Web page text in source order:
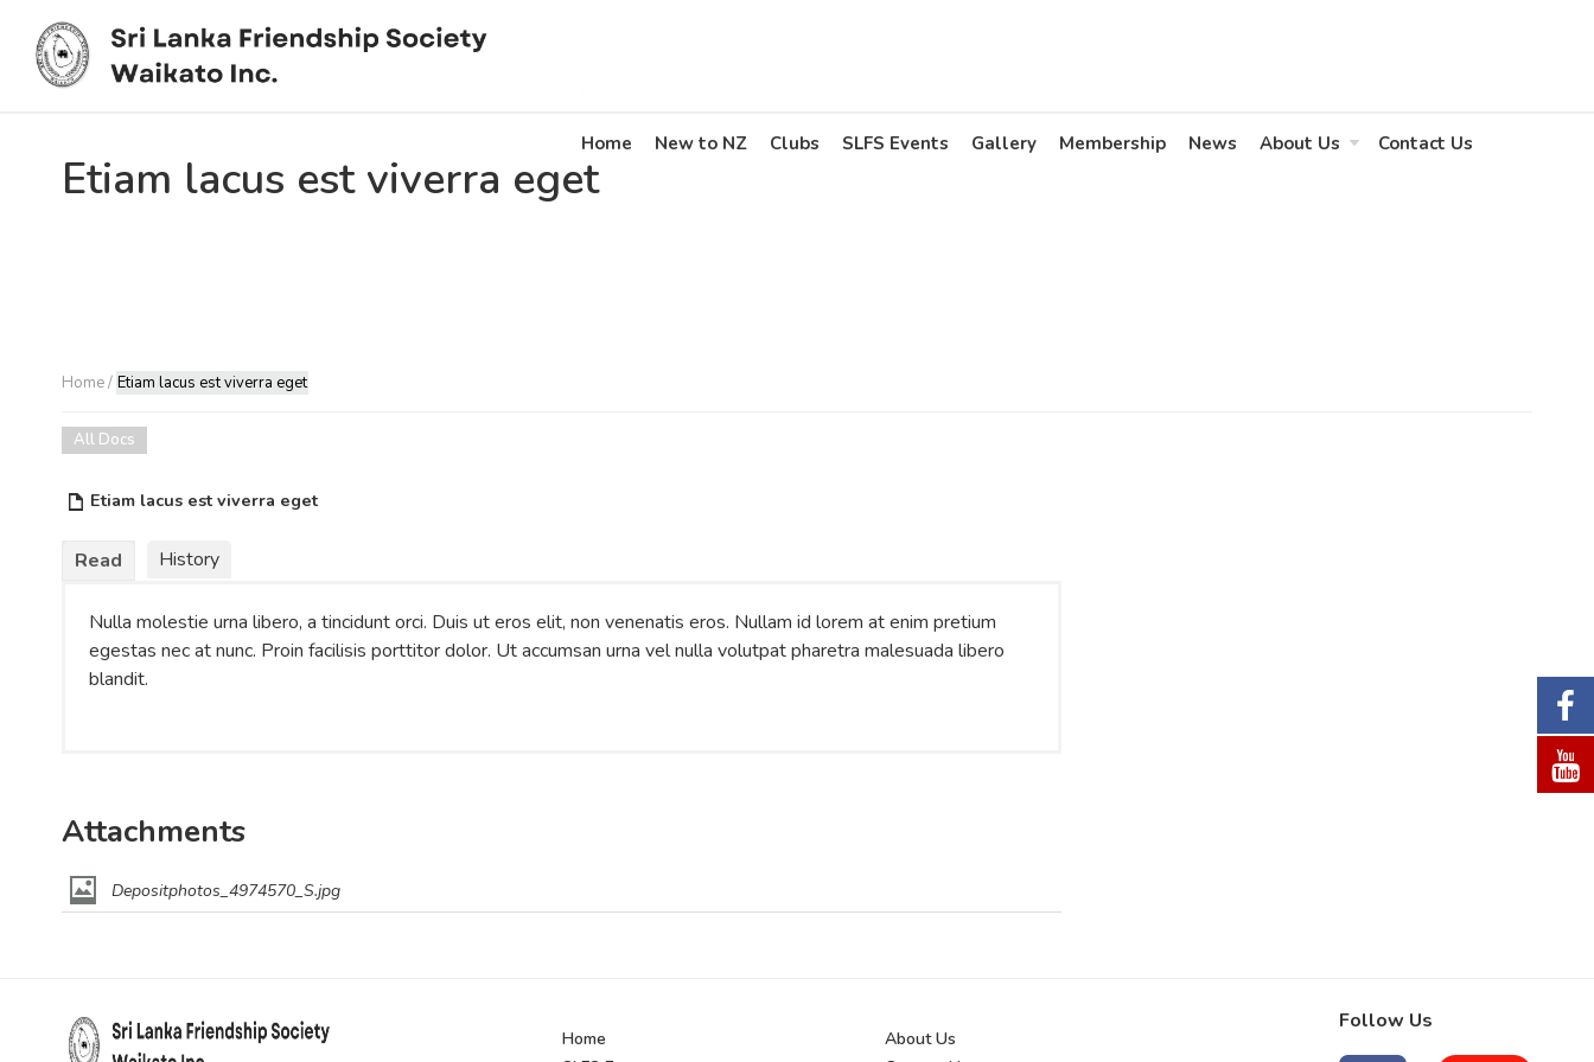
Home New to NZ Clubs SLFS Events Gallery Membership News About Us Contact Us
Etiam lacus est viverra eget
Home/ Etiam lacus est viverra eget
All Docs
Etiam lacus est viverra eget
Read History
Nulla molestie urna libero, a tincidunt orci. Duis ut eros elit, non venenatis eros. Nullam id lorem at enim pretium
egestas nec at nunc. Proin facilisis porttitor dolor. Ut accumsan urna vel nulla volutpat pharetra malesuada libero
blandit.
Attachments
Depositphotos_4974570_S.jpg
Home
About Us
Follow Us